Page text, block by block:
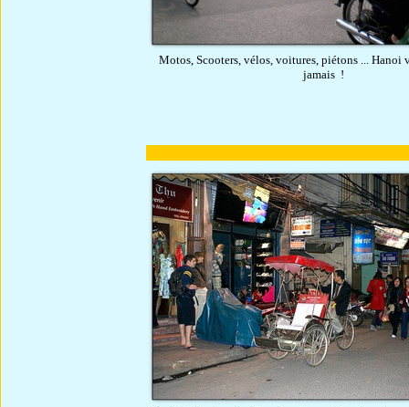
Motos, Scooters, vélos, voitures, piétons ... Hanoi
jamais !